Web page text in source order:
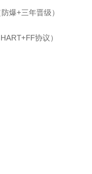
爆+三年晋级）
协议）